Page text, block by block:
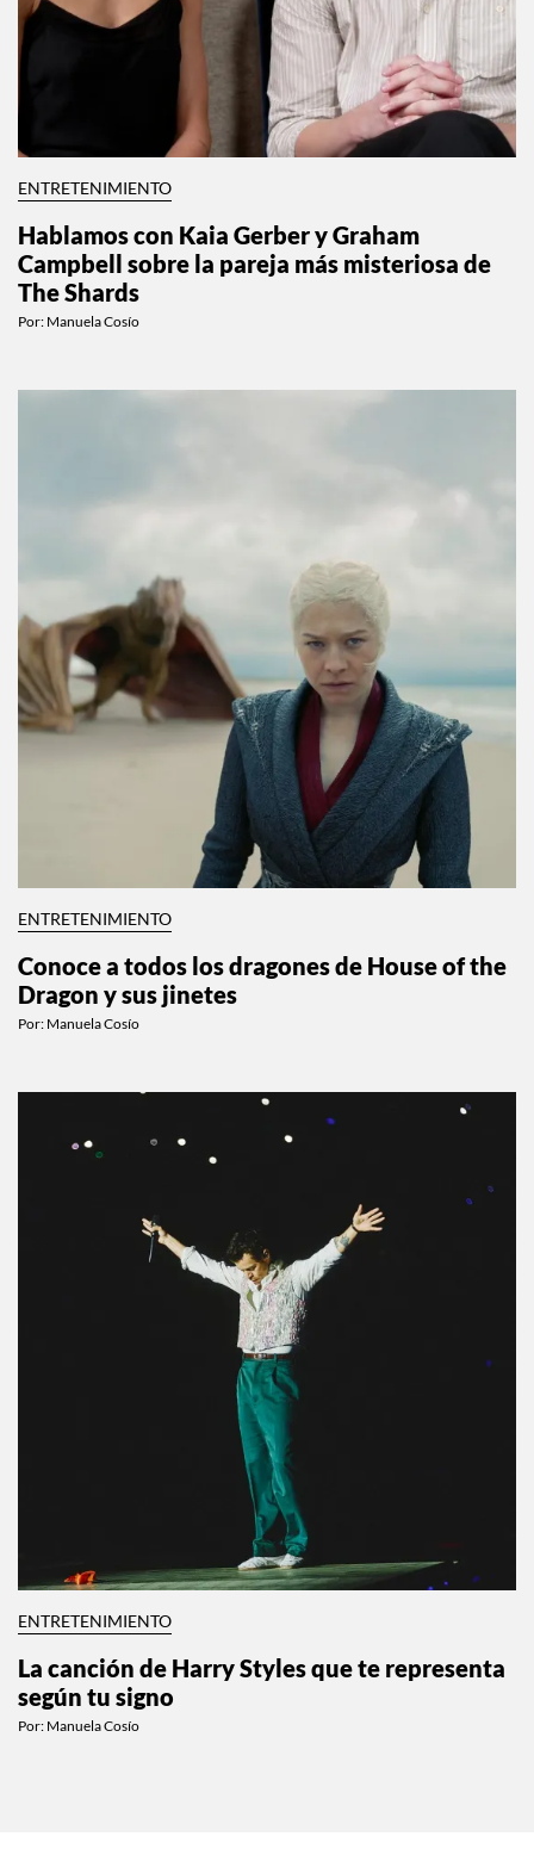
ENTRETENIMIENTO
Hablamos con Kaia Gerber y Graham
Campbell sobre la pareja más misteriosa de
The Shards
Por: Manuela Cosío
ENTRETENIMIENTO
Conoce a todos los dragones de House of the
Dragon y sus jinetes
Por: Manuela Cosío
ENTRETENIMIENTO
La canción de Harry Styles que te representa
según tu signo
Por: Manuela Cosío